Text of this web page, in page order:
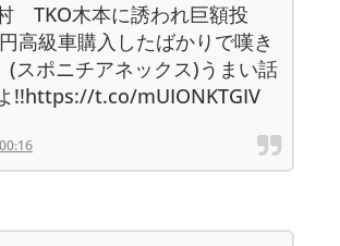
TKO木本に誘われ巨額投
高級車購入したばかりで嘆き
(スポニチアネックス)うまい話
!!https://t.co/mUIONKTGIV